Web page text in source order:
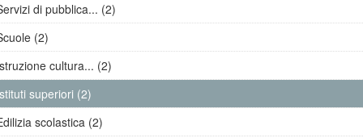
di pubblica... (2)
(2)
cultura... (2)
superiori (2)
scolastica (2)